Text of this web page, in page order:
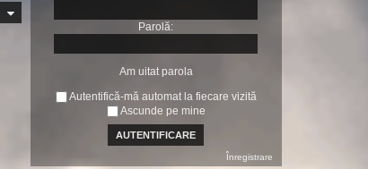
Parolă:
Am uitat parola
Autentifică-mă automat la fiecare vizită
Ascunde pe mine
Înregistrare